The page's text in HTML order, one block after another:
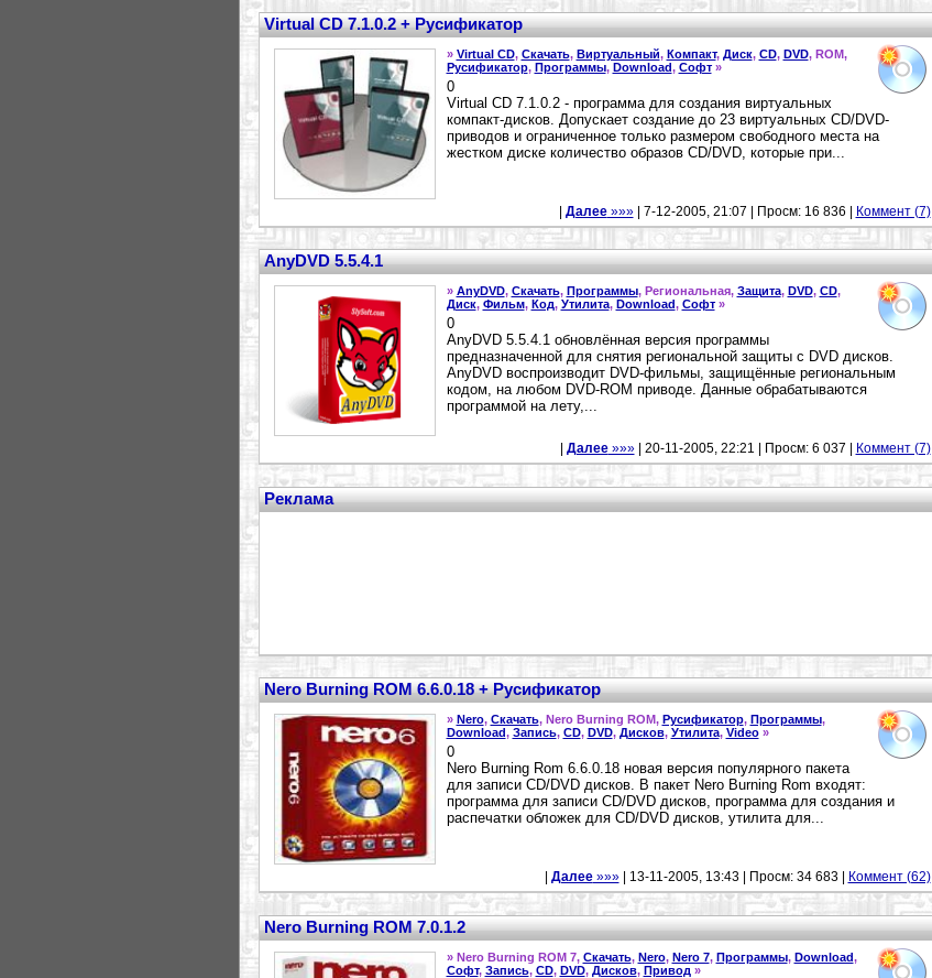
Virtual CD 7.1.0.2 + Русификатор
» Virtual CD, Скачать, Виртуальный, Компакт, Диск, CD, DVD, ROM,
Русификатор, Программы, Download, Софт»
0
Virtual CD 7.1.0.2 - программа для создания виртуальных
компакт-дисков. Допускает создание до 23 виртуальных CD/DVD-
приводов и ограниченное только размером свободного места на
жестком диске количество образов CD/DVD, которые при...
Далее»»»| 7-12-2005, 21:07 | Просм: 16 836 | Коммент (7)
AnyDVD 5.5.4.1
» AnyDVD, Скачать, Программы, Региональная, Защита, DVD, CD,
Диск, Фильм, Код, Утилита, Download, Софт»
0
AnyDVD 5.5.4.1 обновлённая версия программы
предназначенной для снятия региональной защиты с DVD дисков.
AnyDVD воспроизводит DVD-фильмы, защищённые региональным
кодом, на любом DVD-ROM приводе. Данные обрабатываются
программой на лету,...
Далее»»»| 20-11-2005, 22:21 | Просм: 6 037 | Коммент (7)
Реклама
Nero Burning ROM 6.6.0.18 + Русификатор
» Nero, Скачать, Nero Burning ROM, Русификатор, Программы,
Download, Запись, CD, DVD, Дисков, Утилита, Video»
0
Nero Burning Rom 6.6.0.18 новая версия популярного пакета
для записи CD/DVD дисков. В пакет Nero Burning Rom входят:
программа для записи CD/DVD дисков, программа для создания и
распечатки обложек для CD/DVD дисков, утилита для...
Далее»»»| 13-11-2005, 13:43 | Просм: 34 683 | Коммент (62)
Nero Burning ROM 7.0.1.2
» Nero Burning ROM 7, Скачать, Nero, Nero 7, Программы, Download,
Софт, Запись, CD, DVD, Дисков, Привод »